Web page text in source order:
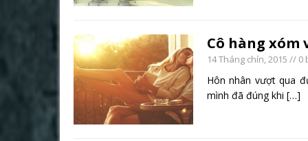
Cô hàng xóm
14 Tháng chín, 2015 // 0
Hôn nhân vượt qua
mình đã đúng khi […]